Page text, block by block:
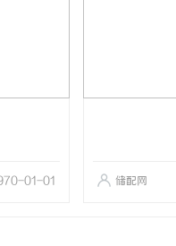
01-01 储配网